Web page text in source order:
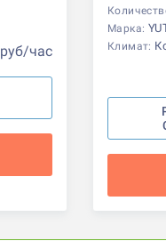
руб/час
Марка:
Климат: